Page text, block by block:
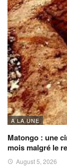
A LA UNE
Matongo : une
mois malgré le
August 5, 2026